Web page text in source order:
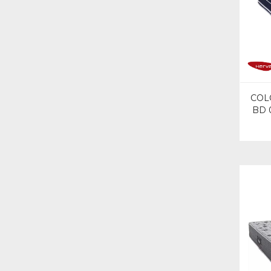
BD